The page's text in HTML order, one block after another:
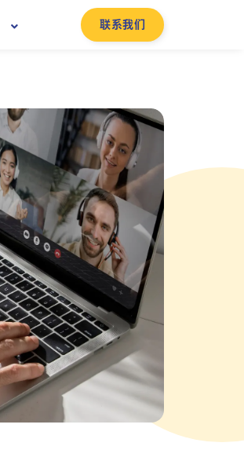
联系我们